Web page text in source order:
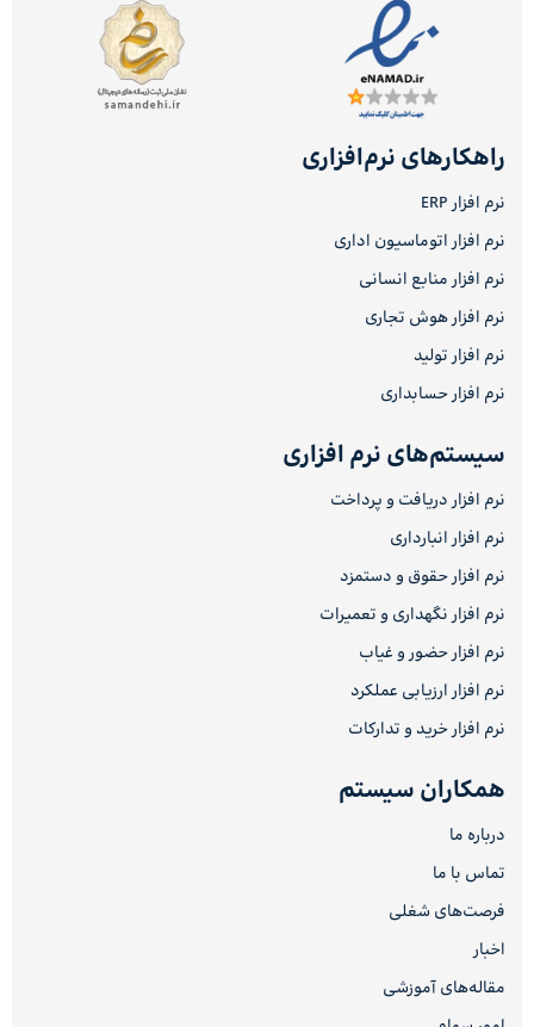
راهکارهای نرم‌افزاری
نرم افزار ERP
نرم افزار اتوماسیون اداری
نرم افزار منابع انسانی
نرم افزار هوش تجاری
نرم افزار تولید
نرم افزار حسابداری
سیستم‌های نرم افزاری
نرم افزار دریافت و پرداخت
نرم افزار انبارداری
نرم افزار حقوق و دستمزد
نرم افزار نگهداری و تعمیرات
نرم افزار حضور و غیاب
نرم افزار ارزیابی عملکرد
نرم افزار خرید و تدارکات
همکاران سیستم
درباره ما
تماس با ما
فرصت‌های شغلی
اخبار
مقاله‌های آموزشی